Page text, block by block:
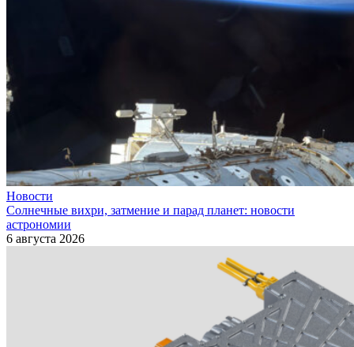
Новости
Солнечные вихри, затмение и парад планет: новости
астрономии
6 августа 2026